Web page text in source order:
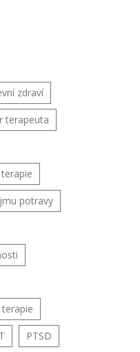
zdraví
terapeuta
potravy
PTSD